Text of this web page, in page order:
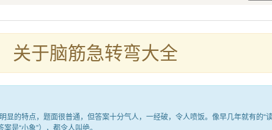
关于脑筋急转弯大全
特点，题面很普通，但答案十分气人，一经破，令人喷饭。像早几年就有的“读
是“小象”），都令人叫绝。